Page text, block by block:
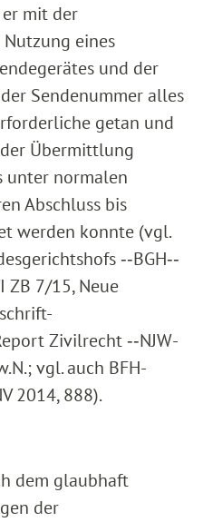
mit der
eines
und der
Sendenummer alles
getan und
Übermittlung
unter normalen
Abschluss bis
werden konnte (vgl.
‑‑BGH‑‑
ZB 7/15, Neue
Zivilrecht ‑‑NJW-
vgl. auch BFH-
2014, 888).
dem glaubhaft
der